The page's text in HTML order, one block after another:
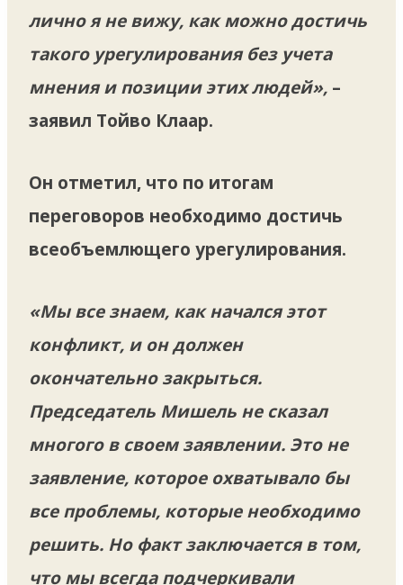
лично я не вижу, как можно достичь
такого урегулирования без учета
мнения и позиции этих людей», –
заявил Тойво Клаар.
Он отметил, что по итогам
переговоров необходимо достичь
всеобъемлющего урегулирования.
«Мы все знаем, как начался этот
конфликт, и он должен
окончательно закрыться.
Председатель Мишель не сказал
многого в своем заявлении. Это не
заявление, которое охватывало бы
все проблемы, которые необходимо
решить. Но факт заключается в том,
что мы всегда подчеркивали